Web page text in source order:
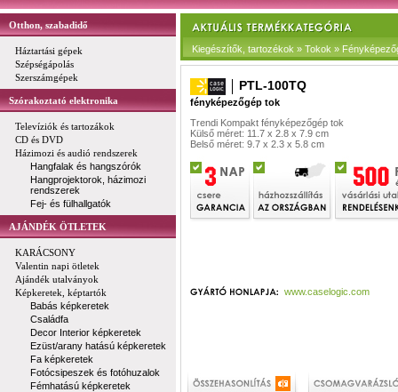
Otthon, szabadidő
Háztartási gépek
Szépségápolás
Szerszámgépek
Szórakoztató elektronika
Televíziók és tartozákok
CD és DVD
Házimozi és audió rendszerek
Hangfalak és hangszórók
Hangprojektorok, házimozi
rendszerek
Fej- és fülhallgatók
AJÁNDÉK ÖTLETEK
KARÁCSONY
Valentin napi ötletek
Ajándék utalványok
Képkeretek, képtartók
Babás képkeretek
Családfa
Decor Interior képkeretek
Ezüst/arany hatású képkeretek
Fa képkeretek
Fotócsipeszek és fotóhuzalok
Fémhatású képkeretek
Kiegészítők, tartozékok » Tokok »
PTL-100TQ
fényképezőgép tok
Trendi Kompakt fényképezőgép tok
Külső méret: 11.7 x 2.8 x 7.9 cm
Belső méret: 9.7 x 2.3 x 5.8 cm
www.caselogic.com